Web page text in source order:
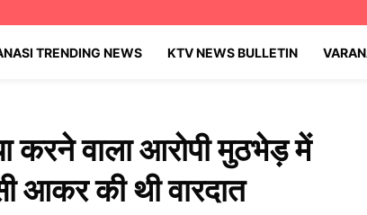
TRENDING NEWS KTV NEWS BULLETIN
करने वाला आरोपी मुठभेड़ में
आकर की थी वारदात